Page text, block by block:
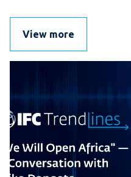
View more